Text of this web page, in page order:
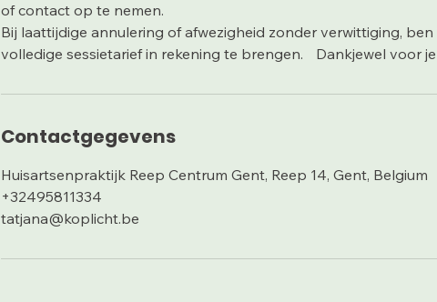
of contact op te nemen.
Bij laattijdige annulering of afwezigheid zonder verwittiging,
Contactgegevens
Huisartsenpraktijk Reep Centrum Gent, Reep 14, Gent, Belgium
+32495811334
tatjana@koplicht.be